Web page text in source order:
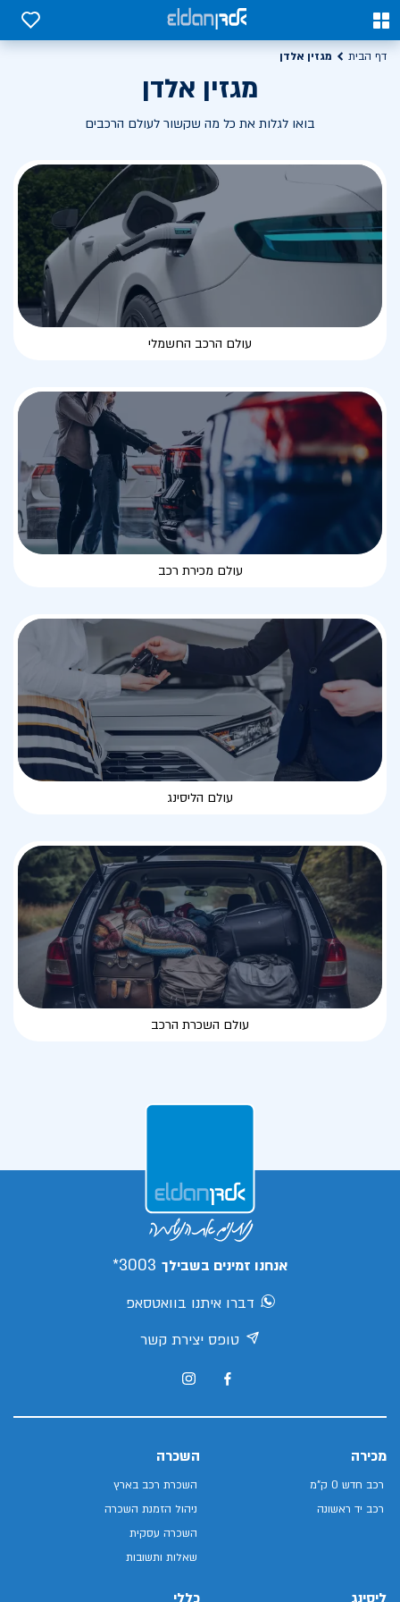
0
0
דף הבית מגזין אלדן
מגזין אלדן
בואו לגלות את כל מה שקשור לעולם הרכבים
עולם הרכב החשמלי
עולם מכירת רכב
עולם הליסינג
עולם השכרת הרכב
אנחנו זמינים בשבילך 3003*
דברו איתנו בוואטסאפ
טופס יצירת קשר
מכירה
רכב חדש 0 ק"מ
רכב יד ראשונה
השכרה
השכרת רכב בארץ
ניהול הזמנת השכרה
השכרה עסקית
שאלות ותשובות
ליסינג כללי